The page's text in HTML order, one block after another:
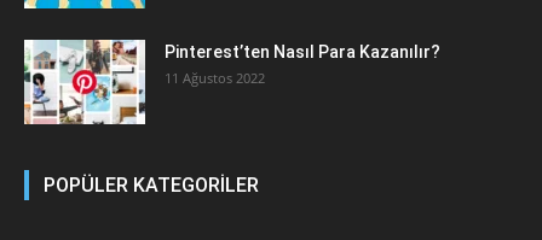
Pinterest’ten Nasıl Para Kazanılır?
11 Ağustos 2022
POPÜLER KATEGORİLER